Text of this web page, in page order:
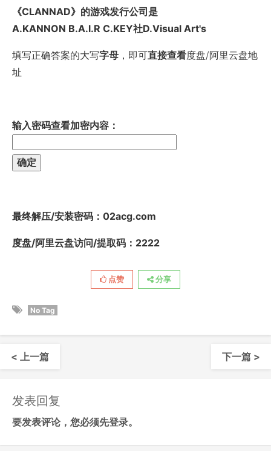
《CLANNAD》的游戏发行公司是
A.KANNON B.A.l.R C.KEY社D.Visual Art's
填写正确答案的大写字母 ，即可直接查看度盘/阿里云盘地
址
输入密码查看加密内容：
最终解压/安装密码 ：02acg.com
度盘/阿里云盘访问/提取码：2222
点赞 分享
No Tag
< 上一篇 下一篇 >
发表回复
要发表评论，您必须先登录。